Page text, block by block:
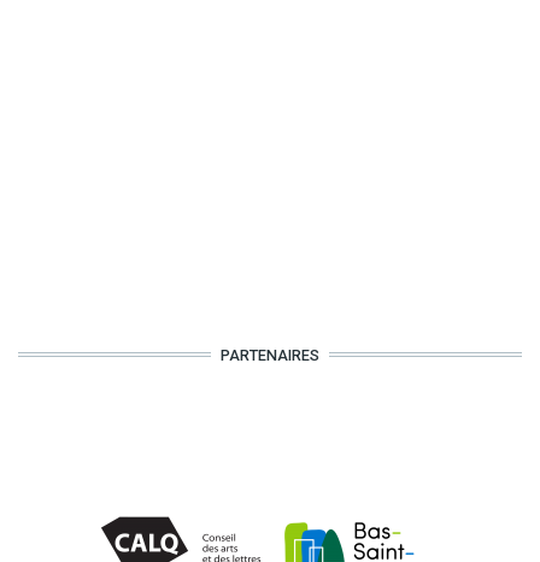
PARTENAIRES